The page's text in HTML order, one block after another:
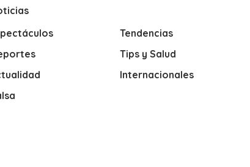
Tendencias
Tips y Salud
Internacionales